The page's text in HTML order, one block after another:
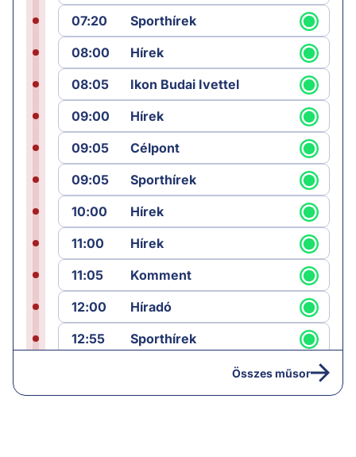
07:20
Sporthírek
08:00
Hírek
08:05
Ikon Budai Ivettel
09:00
Hírek
09:05
Célpont
09:05
Sporthírek
10:00
Hírek
11:00
Hírek
11:05
Komment
12:00
Híradó
12:55
Sporthírek
Összes műsor